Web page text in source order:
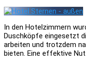
In den Hotelzimmern
Duschköpfe eingesetzt
arbeiten und trotzdem
bieten. Eine effektive